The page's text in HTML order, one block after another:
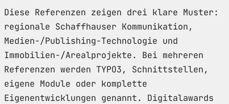
Diese Referenzen zeigen drei klare Muster:
regionale Schaffhauser Kommunikation,
Medien-/Publishing-Technologie und
Immobilien-/Arealprojekte. Bei mehreren
Referenzen werden TYPO3, Schnittstellen,
eigene Module oder komplette
Eigenentwicklungen genannt. Digitalawards